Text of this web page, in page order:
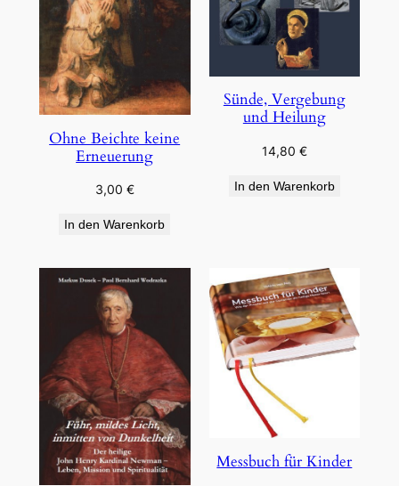
Ohne Beichte keine
Erneuerung
3,00 €
In den Warenkorb
Sünde, Vergebung
und Heilung
14,80 €
In den Warenkorb
Messbuch für Kinder